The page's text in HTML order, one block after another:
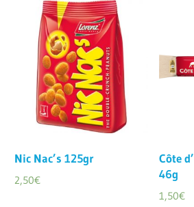
Nic Nac’s 125gr
2,50€
Côte
46g
1,50€